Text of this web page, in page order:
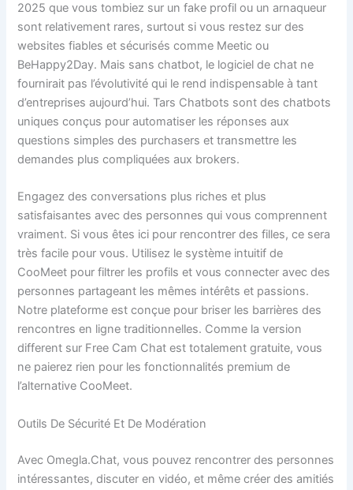
2025 que vous tombiez sur un fake profil ou un arnaqueur
sont relativement rares, surtout si vous restez sur des
websites fiables et sécurisés comme Meetic ou
BeHappy2Day. Mais sans chatbot, le logiciel de chat ne
fournirait pas l’évolutivité qui le rend indispensable à tant
d’entreprises aujourd’hui. Tars Chatbots sont des chatbots
uniques conçus pour automatiser les réponses aux
questions simples des purchasers et transmettre les
demandes plus compliquées aux brokers.
Engagez des conversations plus riches et plus
satisfaisantes avec des personnes qui vous comprennent
vraiment. Si vous êtes ici pour rencontrer des filles, ce sera
très facile pour vous. Utilisez le système intuitif de
CooMeet pour filtrer les profils et vous connecter avec des
personnes partageant les mêmes intérêts et passions.
Notre plateforme est conçue pour briser les barrières des
rencontres en ligne traditionnelles. Comme la version
different sur Free Cam Chat est totalement gratuite, vous
ne paierez rien pour les fonctionnalités premium de
l’alternative CooMeet.
Outils De Sécurité Et De Modération
Avec Omegla.Chat, vous pouvez rencontrer des personnes
intéressantes, discuter en vidéo, et même créer des amitiés